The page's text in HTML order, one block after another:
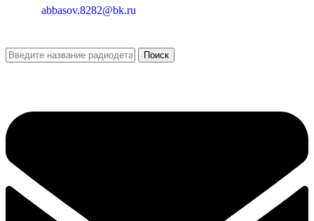
abbasov.8282@bk.ru
Поиск